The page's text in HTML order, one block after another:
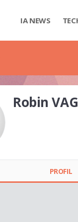
IA NEWS
Robin
PROFIL